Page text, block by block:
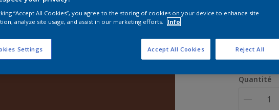
Quantité
“Accept All Cookies”, you agree to the storing of cookies on your device to enhance site
analyze site usage, and assist in our marketing efforts.
Info
Settings Reject All
Accept All Cookies